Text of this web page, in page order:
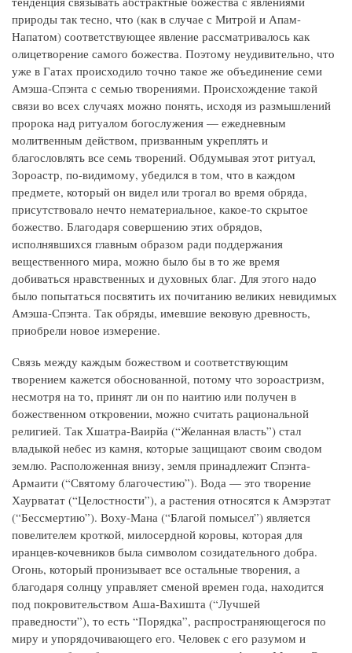
природы так тесно, что (как в случае с Митрой и Апам-
Напатом) соответствующее явление рассматривалось как
олицетворение самого божества. Поэтому неудивительно, что
уже в Гатах происходило точно такое же объединение семи
Амэша-Спэнта с семью творениями. Происхождение такой
связи во всех случаях можно понять, исходя из размышлений
пророка над ритуалом богослужения — ежедневным
молитвенным действом, призванным укреплять и
благословлять все семь творений. Обдумывая этот ритуал,
Зороастр, по-видимому, убедился в том, что в каждом
предмете, который он видел или трогал во время обряда,
присутствовало нечто нематериальное, какое-то скрытое
божество. Благодаря совершению этих обрядов,
исполнявшихся главным образом ради поддержания
вещественного мира, можно было бы в то же время
добиваться нравственных и духовных благ. Для этого надо
было попытаться посвятить их почитанию великих невидимых
Амэша-Спэнта. Так обряды, имевшие вековую древность,
приобрели новое измерение.
Связь между каждым божеством и соответствующим
творением кажется обоснованной, потому что зороастризм,
несмотря на то, принят ли он по наитию или получен в
божественном откровении, можно считать рациональной
религией. Так Хшатра-Ваирйа (“Желанная власть”) стал
владыкой небес из камня, которые защищают своим сводом
землю. Расположенная внизу, земля принадлежит Спэнта-
Армаити (“Святому благочестию”). Вода — это творение
Хаурватат (“Целостности”), а растения относятся к Амэрэтат
(“Бессмертию”). Воху-Мана (“Благой помысел”) является
повелителем кроткой, милосердной коровы, которая для
иранцев-кочевников была символом созидательного добра.
Огонь, который пронизывает все остальные творения, а
благодаря солнцу управляет сменой времен года, находится
под покровительством Аша-Вахишта (“Лучшей
праведности”), то есть “Порядка”, распространяющегося по
миру и упорядочивающего его. Человек с его разумом и